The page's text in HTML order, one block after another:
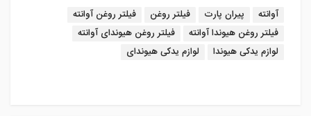
برچسب:
آوانته پیران پارت فیلتر روغن
فیلتر روغن آوانته
فیلتر روغن هیوندا آوانته
فیلتر روغن هیوندای آوانته
لوازم یدکی هیوندا
لوازم یدکی هیوندای